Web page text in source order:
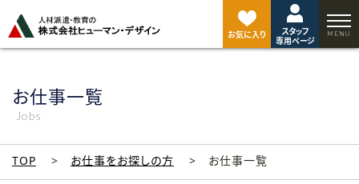
お気に入り
スタッフ
専用ページ
お仕事一覧
Jobs
TOP お仕事をお探しの方 お仕事一覧
ジ
ト